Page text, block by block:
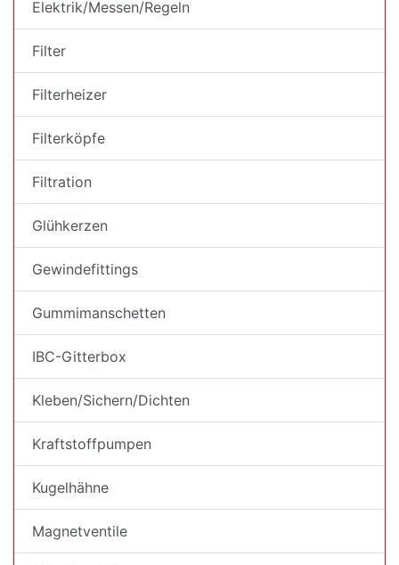
Elektrik/Messen/Regeln
Filter
Filterheizer
Filterköpfe
Filtration
Glühkerzen
Gewindefittings
Gummimanschetten
IBC-Gitterbox
Kleben/Sichern/Dichten
Kraftstoffpumpen
Kugelhähne
Magnetventile